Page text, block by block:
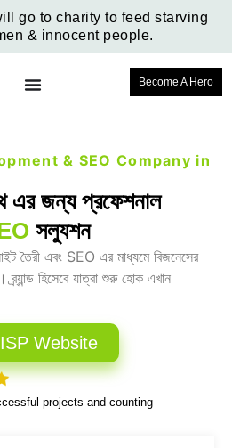
go to charity to feed starving
& innocent people.
Become A Hero
& SEO Company in
এর জন্য প্রফেশনাল
সল্যুশন
তৈরী এবং SEO এর মাধ্যমে বিজনেসের
হিসেবে যাত্রা শুরু হোক এখান
Website
projects and counting